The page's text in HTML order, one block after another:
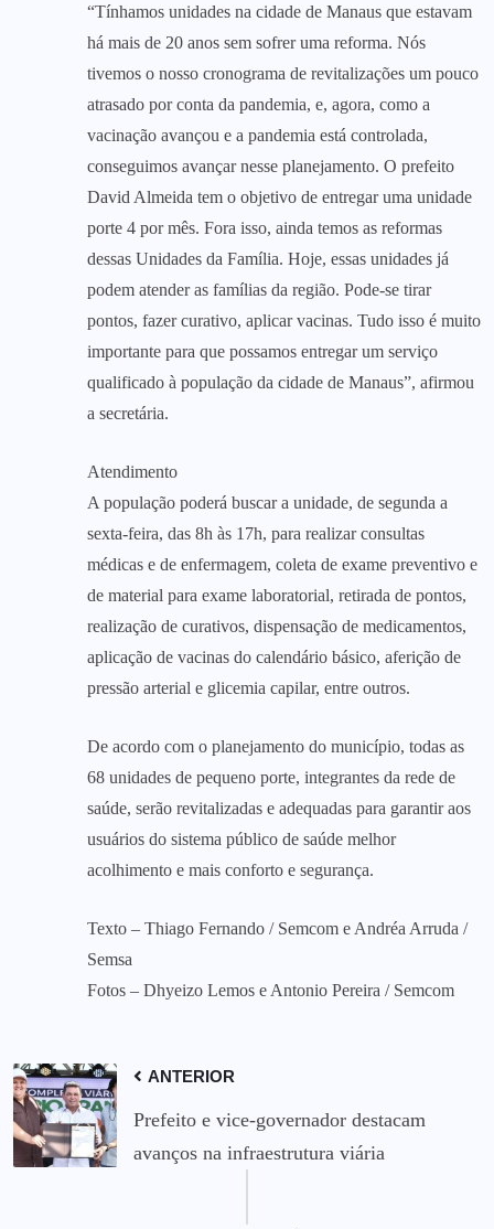
“Tínhamos unidades na cidade de Manaus que estavam
há mais de 20 anos sem sofrer uma reforma. Nós
tivemos o nosso cronograma de revitalizações um pouco
atrasado por conta da pandemia, e, agora, como a
vacinação avançou e a pandemia está controlada,
conseguimos avançar nesse planejamento. O prefeito
David Almeida tem o objetivo de entregar uma unidade
porte 4 por mês. Fora isso, ainda temos as reformas
dessas Unidades da Família. Hoje, essas unidades já
podem atender as famílias da região. Pode-se tirar
pontos, fazer curativo, aplicar vacinas. Tudo isso é muito
importante para que possamos entregar um serviço
qualificado à população da cidade de Manaus”, afirmou
a secretária.
Atendimento
A população poderá buscar a unidade, de segunda a
sexta-feira, das 8h às 17h, para realizar consultas
médicas e de enfermagem, coleta de exame preventivo e
de material para exame laboratorial, retirada de pontos,
realização de curativos, dispensação de medicamentos,
aplicação de vacinas do calendário básico, aferição de
pressão arterial e glicemia capilar, entre outros.
De acordo com o planejamento do município, todas as
68 unidades de pequeno porte, integrantes da rede de
saúde, serão revitalizadas e adequadas para garantir aos
usuários do sistema público de saúde melhor
acolhimento e mais conforto e segurança.
Texto – Thiago Fernando / Semcom e Andréa Arruda /
Semsa
Fotos – Dhyeizo Lemos e Antonio Pereira / Semcom
ANTERIOR
Prefeito e vice-governador destacam
avanços na infraestrutura viária